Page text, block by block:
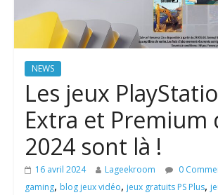
NEWS
Les jeux
Extra et Premium
2024 sont là !
16 avril 2024 Lageekroom 0
gaming, blog jeux vidéo, jeux gratuits PS Plus,